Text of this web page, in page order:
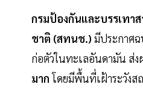
กรมป้องกันและบรรเทา
ชาติ (สทนช.) มีประกาศ
ก่อตัวในทะเลอันดามัน ส่ง
มากโดยมีพื้นที่เฝ้าระวังส